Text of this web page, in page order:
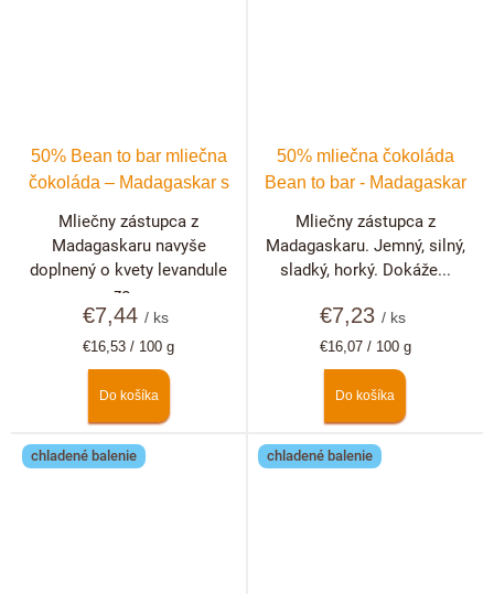
50% Bean to bar mliečna
čokoláda – Madagaskar s
€7,44/ ks
Jednotková
€16,53 / 100 g
Do košíka
Mliečny zástupca z
Madagaskaru navyše
doplnený o kvety levandule
zo...
50% mliečna čokoláda
Bean to bar - Madagaskar
€7,23 / ks
Jednotková
€16,07 / 100 g
Do košíka
Mliečny zástupca z
Madagaskaru. Jemný, silný,
sladký, horký. Dokáže...
chladené balenie chladené balenie